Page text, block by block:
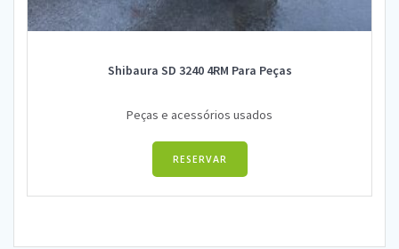
Shibaura SD 3240 4RM Para Peças
Peças e acessórios usados
RESERVAR